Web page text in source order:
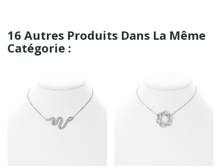
16 Autres Produits Dans La Même
Catégorie :